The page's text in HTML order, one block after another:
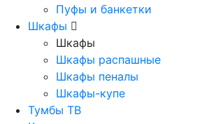
Пуфы и банкетки
Шкафы
Шкафы
Шкафы распашные
Шкафы пеналы
Шкафы-купе
Тумбы ТВ